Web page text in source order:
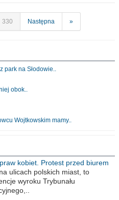
330 Następna »
park na Słodowie..
obok..
Wojtkowskim mamy..
kobiet. Protest przed biurem
PiSulicach polskich miast, to
wyroku Trybunału